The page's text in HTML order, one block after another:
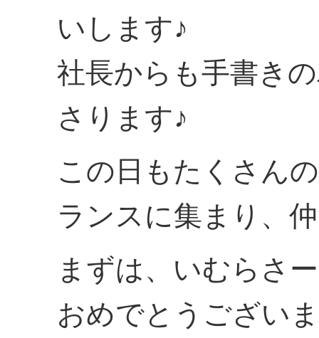
いします♪
社長からも手書き
さります♪
この日もたくさん
ランスに集まり、
まずは、いむらさ
おめでとうござ